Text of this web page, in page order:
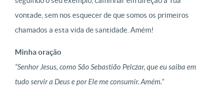
vontade, sem nos esquecer de que somos os primeiros
chamados a esta vida de santidade. Amém!
Minha oração
“Senhor Jesus, como São Sebastião Pelczar, que eu saiba em
tudo servir a Deus e por Ele me consumir. Amém.”